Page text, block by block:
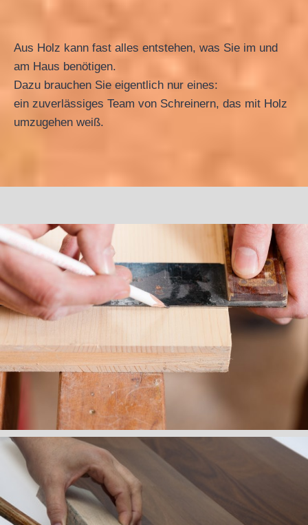
Aus Holz kann fast alles entstehen, was Sie im und
am Haus benötigen.
Dazu brauchen Sie eigentlich nur eines:
​ein zuverlässiges Team von Schreinern, das mit Holz
umzugehen weiß.